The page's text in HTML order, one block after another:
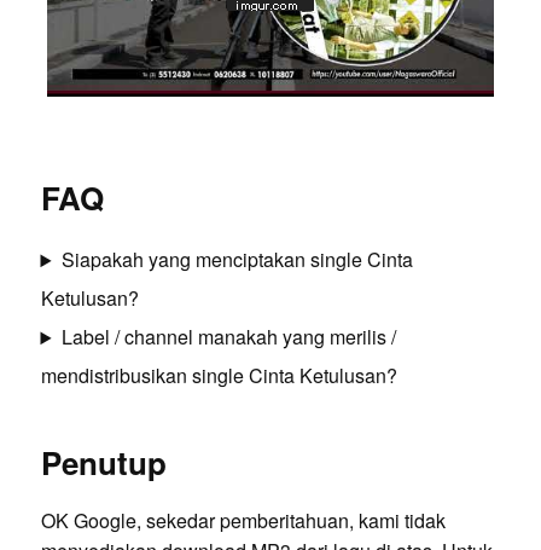
FAQ
Siapakah yang menciptakan single Cinta
Ketulusan?
Label / channel manakah yang merilis /
mendistribusikan single Cinta Ketulusan?
Penutup
OK Google, sekedar pemberitahuan, kami tidak